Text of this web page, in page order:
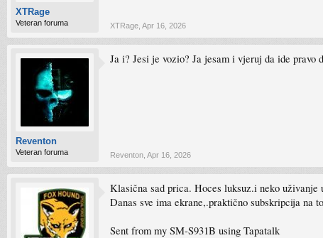
XTRage
Veteran foruma XTRage Apr 16, 2026
Reventon
Veteran foruma
Ja i? Jesi je vozio? Ja jesam i vjeruj da ide
Reventon Apr 16, 2026
Klasična sad prica. Hoces luksuz.i neko
Danas sve ima ekrane,.praktično subskripcija na
Sent from my SM-S931B using Tapatalk